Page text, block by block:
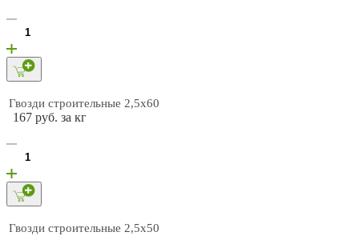
Гвозди строительные 2,5х60
167 руб. за кг
Гвозди строительные 2,5х50